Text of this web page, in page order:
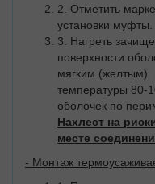
2. Отметить
установки муфты.
3. Нагреть
поверхности
мягким (желтым)
температуры 80-
оболочек по
Нахлест на
месте
- Монтаж